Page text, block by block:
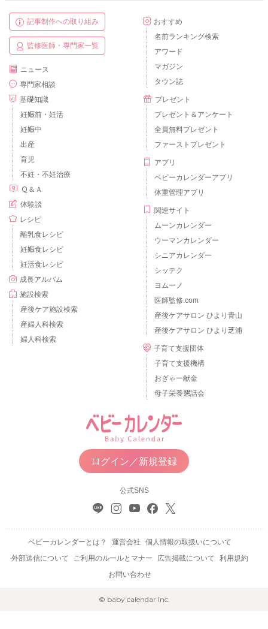
記事制作への取り組み
監修医師・専門家一覧
ニュース
専門家相談
基礎知識
妊娠前・妊活
妊娠中
出産
育児
不妊・不妊治療
Ｑ＆Ａ
体験談
レシピ
離乳食レシピ
妊娠食レシピ
妊活食レシピ
成長アルバム
施設検索
産後ケア施設検索
産婦人科検索
婦人科検索
おすすめ
名前ランキング検索
アワード
マガジン
タウン誌
プレゼント
プレゼント＆アンケート
全員無料プレゼント
ファーストプレゼント
アプリ
ベビーカレンダーアプリ
体重管理アプリ
関連サイト
ムーンカレンダー
ウーマンカレンダー
シニアカレンダー
シッテク
ヨムーノ
医師監修.com
産後ケアサロン ひより青山
産後ケアサロン ひより芝浦
子育て支援団体
子育て支援機構
おぎゃー献金
母子栄養懇話会
ログイン／新規登録
公式SNS
ベビーカレンダーとは？ 運営会社
個人情報の取扱いについて
外部送信について
ご利用のルールとマナー 広告掲載について
利用規約
お問い合わせ
© baby calendar Inc.